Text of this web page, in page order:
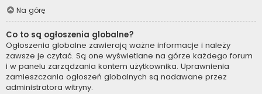
Na górę
Co to są ogłoszenia globalne?
Ogłoszenia globalne zawierają ważne informacje i należy
zawsze je czytać. Są one wyświetlane na górze każdego forum
i w panelu zarządzania kontem użytkownika. Uprawnienia
zamieszczania ogłoszeń globalnych są nadawane przez
administratora witryny.